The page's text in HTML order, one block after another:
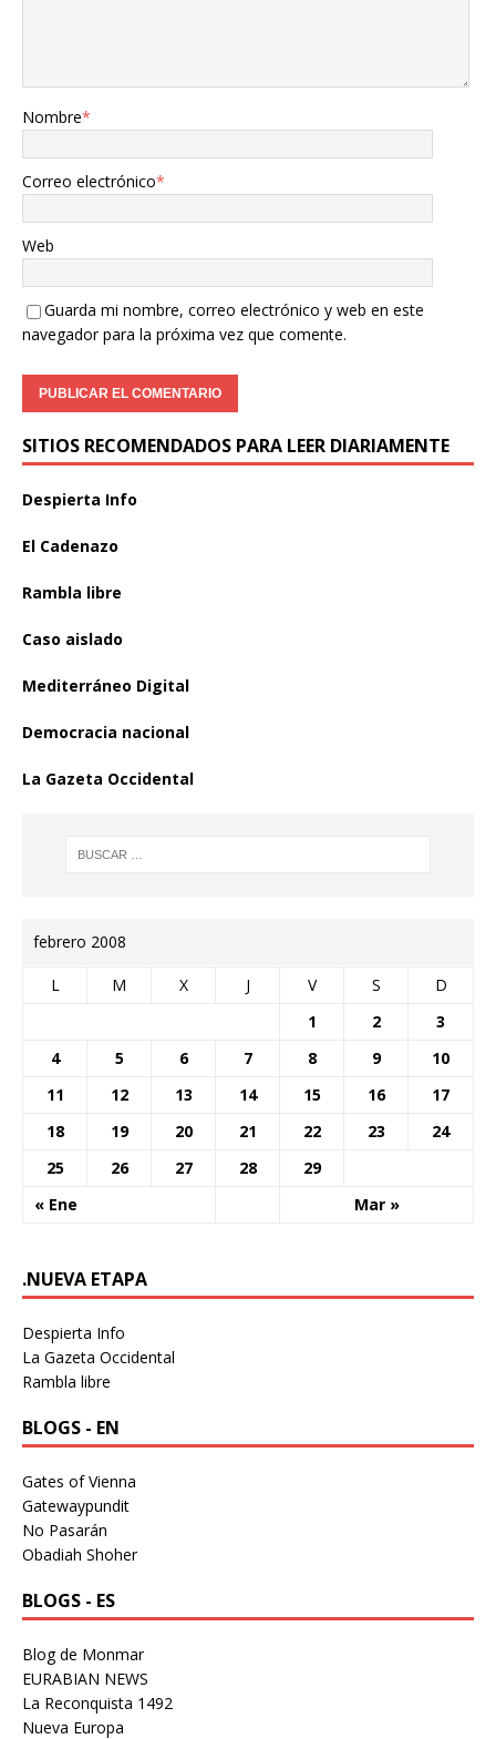
Nombre*
Correo electrónico*
Web
Guarda mi nombre, correo electrónico y web en este
navegador para la próxima vez que comente.
SITIOS RECOMENDADOS PARA LEER DIARIAMENTE
Despierta Info
El Cadenazo
Rambla libre
Caso aislado
Mediterráneo Digital
Democracia nacional
La Gazeta Occidental
febrero 2008
L M X J V S D
« Ene Mar »
1 2
3
4
5 6 7 8 9
10
11
12 13 14 15 16
17
18
19 20 21 22 23
24
25
26 27 28 29
.NUEVA ETAPA
Despierta Info
La Gazeta Occidental
Rambla libre
BLOGS - EN
Gates of Vienna
Gatewaypundit
No Pasarán
Obadiah Shoher
BLOGS - ES
Blog de Monmar
EURABIAN NEWS
La Reconquista 1492
Nueva Europa